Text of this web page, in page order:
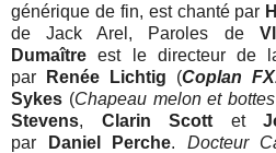
générique de fin, est chanté par
de Jack Arel, Paroles de
Dumaîtreest le directeur de
par
Renée Lichtig (Coplan
Sykes (Chapeau melon et
Stevens, Clarin Scott et
par
Daniel Perche. Docteur